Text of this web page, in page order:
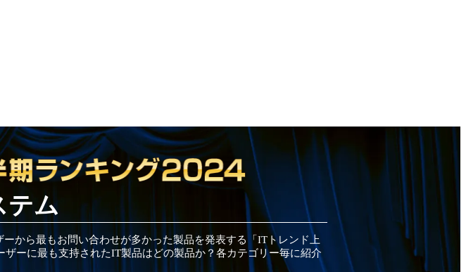
テム
ーから最もお問い合わせが多かった製品を発表する「ITトレンド上
ザーに最も支持されたIT製品はどの製品か？各カテゴリー毎に紹介